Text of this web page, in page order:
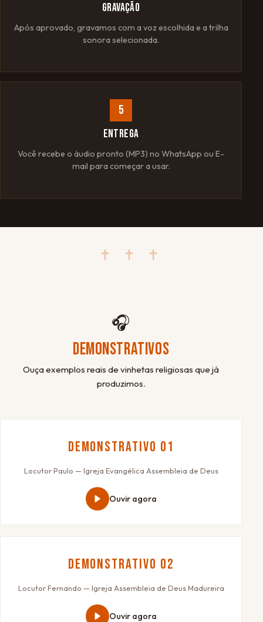
GRAVAÇÃO
Após aprovado, gravamos com a voz escolhida e a trilha
sonora selecionada.
5
ENTREGA
Você recebe o áudio pronto (MP3) no WhatsApp ou E-
mail para começar a usar.
✝ ✝ ✝
🎧
DEMONSTRATIVOS
Ouça exemplos reais de vinhetas religiosas que já
produzimos.
Demonstrativo 01
Locutor Paulo — Igreja Evangélica Assembleia de Deus
Ouvir agora
Demonstrativo 02
Locutor Fernando — Igreja Assembleia de Deus Madureira
Ouvir agora